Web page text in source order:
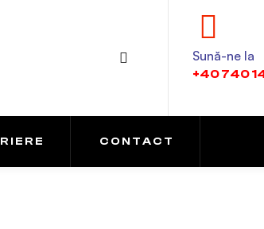
Sună-ne la
+40 740
CONTACT